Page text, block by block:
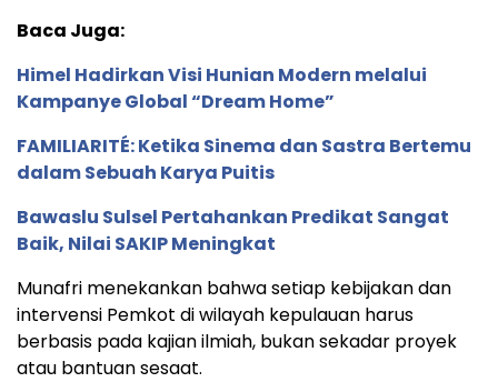
Baca Juga:
Himel Hadirkan Visi Hunian Modern melalui
Kampanye Global “Dream Home”
FAMILIARITÉ: Ketika Sinema dan Sastra Bertemu
dalam Sebuah Karya Puitis
Bawaslu Sulsel Pertahankan Predikat Sangat
Baik, Nilai SAKIP Meningkat
Munafri menekankan bahwa setiap kebijakan dan
intervensi Pemkot di wilayah kepulauan harus
berbasis pada kajian ilmiah, bukan sekadar proyek
atau bantuan sesaat.